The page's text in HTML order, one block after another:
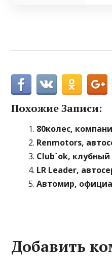
Похожие Записи:
80колес,
Renmotors,
Club`ok, клубный
LR Leader,
Автомир,
Добавить